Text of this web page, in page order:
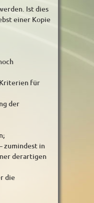
Ist dies
einer Kopie
Kriterien für
der
zumindest in
derartigen
die